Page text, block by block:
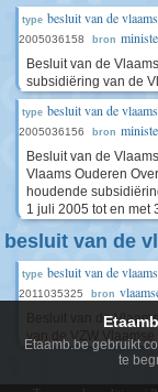
type besluit van de
2005036158 bron
Besluit van de
subsidiëring van de
type besluit van de
2005036156 bron
Besluit van de
Vlaams Ouderen
houdende
1 juli 2005 tot en met
besluit van de
type besluit van de
2011035325 bron
Besluit van de
van de VZW
Etaamb.be gebruikt
te